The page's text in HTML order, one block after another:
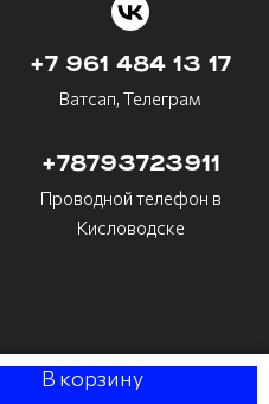
В корзину
+7 961 484 13 17
Ватсап, Телеграм
+78793723911
Проводной телефон в
Кисловодске